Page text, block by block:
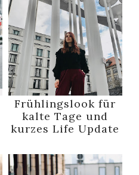
Frühlingslook für
kalte Tage und
kurzes Life Update